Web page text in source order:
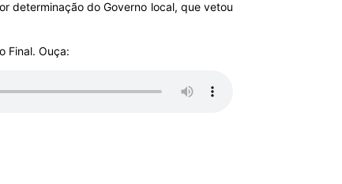
determinação do Governo local, que vetou
Final. Ouça: